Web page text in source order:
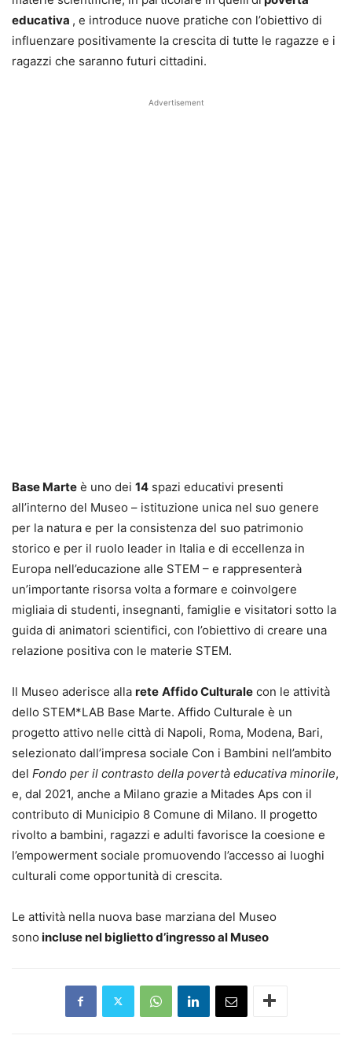
educativa , e introduce nuove pratiche con l’obiettivo di
influenzare positivamente la crescita di tutte le ragazze e i
ragazzi che saranno futuri cittadini.
Advertisement
Base Marte è uno dei 14 spazi educativi presenti
all’interno del Museo – istituzione unica nel suo genere
per la natura e per la consistenza del suo patrimonio
storico e per il ruolo leader in Italia e di eccellenza in
Europa nell’educazione alle STEM – e rappresenterà
un’importante risorsa volta a formare e coinvolgere
migliaia di studenti, insegnanti, famiglie e visitatori sotto la
guida di animatori scientifici, con l’obiettivo di creare una
relazione positiva con le materie STEM.
Il Museo aderisce alla rete Affido Culturale con le attività
dello STEM*LAB Base Marte. Affido Culturale è un
progetto attivo nelle città di Napoli, Roma, Modena, Bari,
selezionato dall’impresa sociale Con i Bambini nell’ambito
del Fondo per il contrasto della povertà educativa minorile,
e, dal 2021, anche a Milano grazie a Mitades Aps con il
contributo di Municipio 8 Comune di Milano. Il progetto
rivolto a bambini, ragazzi e adulti favorisce la coesione e
l’empowerment sociale promuovendo l’accesso ai luoghi
culturali come opportunità di crescita.
Le attività nella nuova base marziana del Museo
sono incluse nel biglietto d’ingresso al Museo